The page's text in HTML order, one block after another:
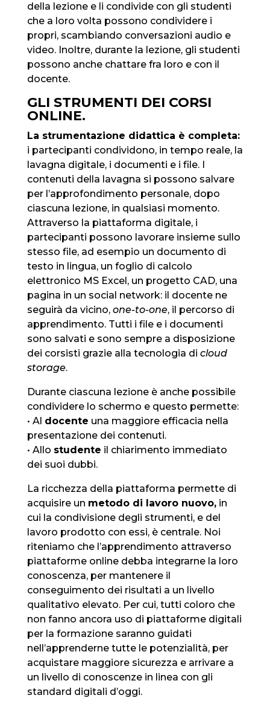
della lezione e li condivide con gli studenti
che a loro volta possono condividere i
propri, scambiando conversazioni audio e
video. Inoltre, durante la lezione, gli studenti
possono anche chattare fra loro e con il
docente.
GLI STRUMENTI DEI CORSI
ONLINE.
La strumentazione didattica è completa:
i partecipanti condividono, in tempo reale, la
lavagna digitale, i documenti e i file. I
contenuti della lavagna si possono salvare
per l’approfondimento personale, dopo
ciascuna lezione, in qualsiasi momento.
Attraverso la piattaforma digitale, i
partecipanti possono lavorare insieme sullo
stesso file, ad esempio un documento di
testo in lingua, un foglio di calcolo
elettronico MS Excel, un progetto CAD, una
pagina in un social network: il docente ne
seguirà da vicino, one-to-one, il percorso di
apprendimento. Tutti i file e i documenti
sono salvati e sono sempre a disposizione
dei corsisti grazie alla tecnologia di cloud
storage.
Durante ciascuna lezione è anche possibile
condividere lo schermo e questo permette:
• Al docente una maggiore efficacia nella
presentazione dei contenuti.
• Allo studente il chiarimento immediato
dei suoi dubbi.
La ricchezza della piattaforma permette di
acquisire un metodo di lavoro nuovo,in
cui la condivisione degli strumenti, e del
lavoro prodotto con essi, è centrale. Noi
riteniamo che l’apprendimento attraverso
piattaforme online debba integrarne la loro
conoscenza, per mantenere il
conseguimento dei risultati a un livello
qualitativo elevato. Per cui, tutti coloro che
non fanno ancora uso di piattaforme digitali
per la formazione saranno guidati
nell’apprenderne tutte le potenzialità, per
acquistare maggiore sicurezza e arrivare a
un livello di conoscenze in linea con gli
standard digitali d’oggi.